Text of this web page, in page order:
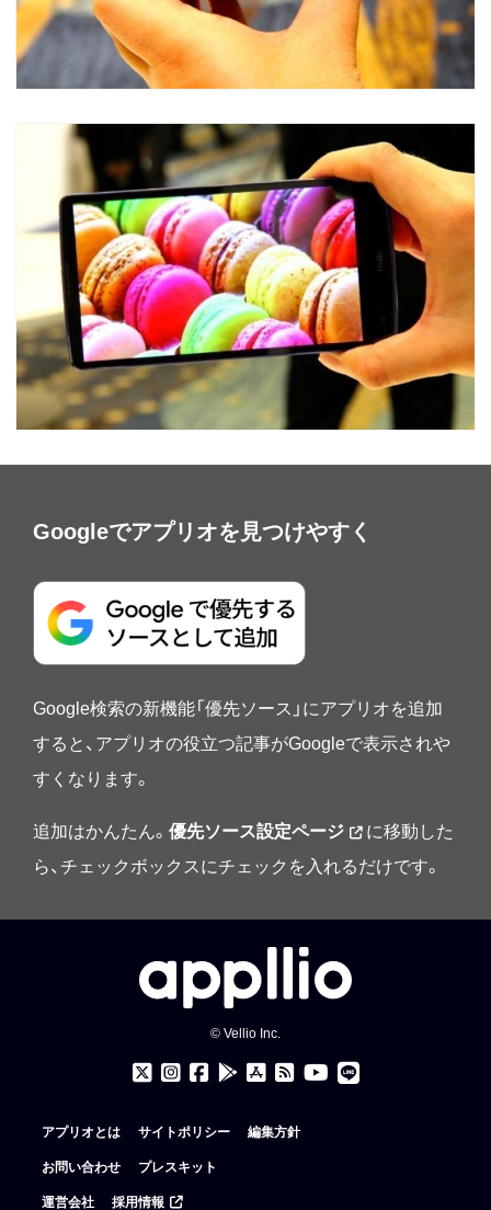
Googleでアプリオを見つけやすく
Google検索の新機能「優先ソース」にアプリオを追加
すると、アプリオの役立つ記事がGoogleで表示されや
すくなります。
追加はかんたん。 優先ソース設定ページ
に移動した
ら、チェックボックスにチェックを入れるだけです。
© Vellio Inc.
アプリオとは サイトポリシー 編集方針
お問い合わせ プレスキット
運営会社 採用情報